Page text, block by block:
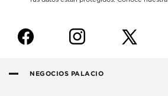
f i
NEGOCIOS PALACIO